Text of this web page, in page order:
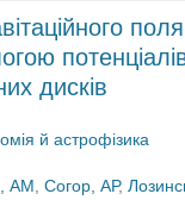
дисків
й астрофізика
АМ ,Согор, АР,